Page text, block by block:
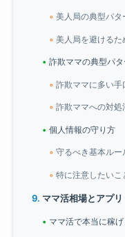
美人局の典型パタ
美人局を避けるた
詐欺ママの典型パタ
詐欺ママに多い手
詐欺ママへの対処
個人情報の守り方
守るべき基本ルー
特に注意したいこ
ママ活相場とアプ
ママ活で本当に稼げ